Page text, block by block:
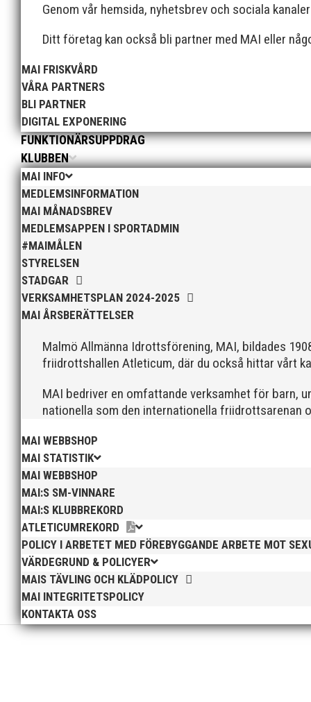
Genom vår hemsida, nyhetsbrev och sociala
Ditt företag kan också bli partner med MAI eller
MAI FRISKVÅRD
VÅRA PARTNERS
BLI PARTNER
DIGITAL EXPONERING
FUNKTIONÄRSUPPDRAG
KLUBBEN
MAI INFO
MEDLEMSINFORMATION
MAI MÅNADSBREV
MEDLEMSAPPEN I SPORTADMIN
#MAIMÅLEN
STYRELSEN
STADGAR
VERKSAMHETSPLAN 2024-2025
MAI ÅRSBERÄTTELSER
Malmö Allmänna Idrottsförening, MAI, bildades
friidrottshallen Atleticum, där du också hittar vårt
MAI bedriver en omfattande verksamhet för barn,
nationella som den internationella friidrottsarenan
MAI WEBBSHOP
MAI STATISTIK
MAI WEBBSHOP
MAI:S SM-VINNARE
MAI:S KLUBBREKORD
ATLETICUMREKORD
POLICY I ARBETET MED FÖREBYGGANDE ARBETE MOT
VÄRDEGRUND & POLICYER
MAIS TÄVLING OCH KLÄDPOLICY
MAI INTEGRITETSPOLICY
KONTAKTA OSS
Den 24-25 februari var det SM för juniorer (K22/M22
Ny friidrottsförälder? Se hit! Svenska
och ny in i föreningslivet, eller vill du bara bättra på
Friidrottsåret inleddes med att MAI:s barn- och
antal aktiva 2007 och äldre. Quality Games är en
Nu söker vi dig som vill vara med i utvecklingen av
passar dig som trivs med att träffa nya människor,
Vi i motionsgruppen MAI RUNNERS har som
och mysigt litet lopp med fokus på upplevelse och